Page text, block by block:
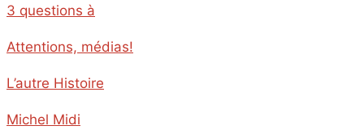
3 questions à
Attentions, médias!
L’autre Histoire
Michel Midi